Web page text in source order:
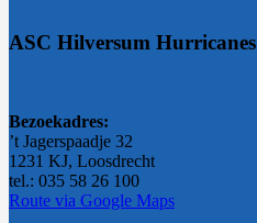
ASC Hilversum Hurricanes
Bezoekadres:
’t Jagerspaadje 32
1231 KJ, Loosdrecht
tel.: 035 58 26 100
Route via Google Maps